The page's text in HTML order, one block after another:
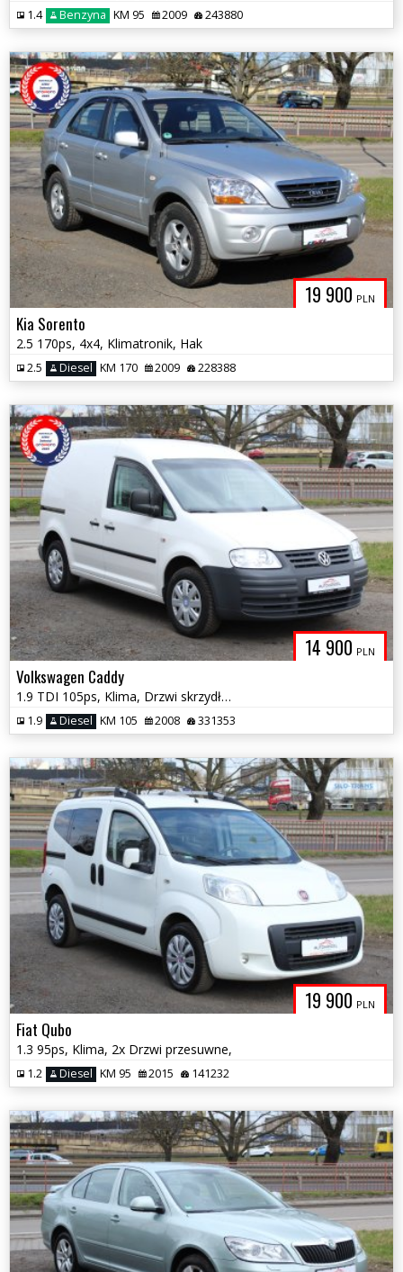
1.4 Benzyna KM 95 2009 243880
19 900 PLN
Kia Sorento
2.5 170ps, 4x4, Klimatronik, Hak
2.5 Diesel KM 170 2009 228388
14 900 PLN
Volkswagen Caddy
1.9 TDI 105ps, Klima, Drzwi skrzydłowe, Hak
1.9 Diesel KM 105 2008 331353
19 900 PLN
Fiat Qubo
1.3 95ps, Klima, 2x Drzwi przesuwne,
1.2 Diesel KM 95 2015 141232